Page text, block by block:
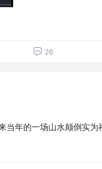
26
当年的一场山水颠倒实